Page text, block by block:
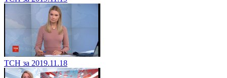
ТСН за 2019.11.18